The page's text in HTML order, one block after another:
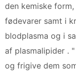
den kemiske
fødevarer samt i
blodplasma og i
af plasmalipider .
og frigive dem